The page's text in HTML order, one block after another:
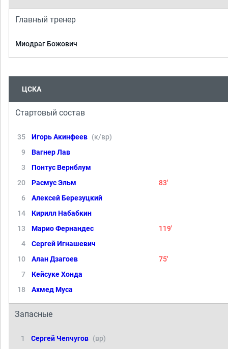
Главный тренер
Миодраг Божович
ЦСКА
Стартовый состав
35 Игорь Акинфеев (к/вр)
9
Вагнер Лав
3
Понтус Вернблум
20
Расмус Эльм
83'
6
Алексей Березуцкий
14
Кирилл Набабкин
13
Марио Фернандес
119'
4
Сергей Игнашевич
10
Алан Дзагоев
75'
7
Кейсуке Хонда
18
Ахмед Муса
Запасные
1 Сергей Чепчугов (вр)